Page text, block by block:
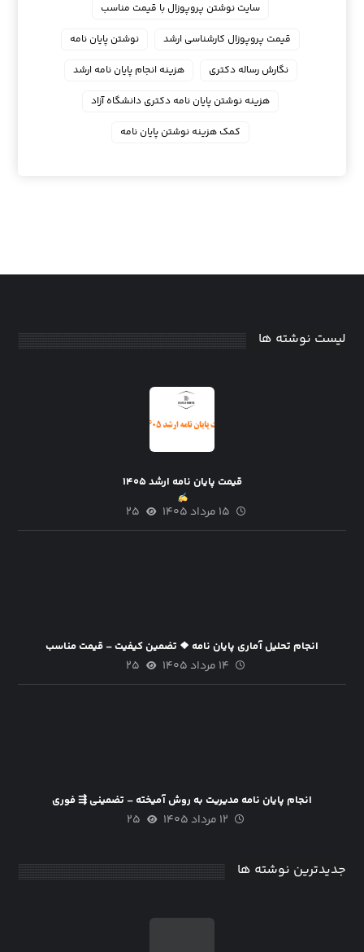
سایت نوشتن پروپوزال با قیمت مناسب
قیمت پروپوزال کارشناسی ارشد
نوشتن پایان نامه
نگارش رساله دکتری
هزینه انجام پایان نامه ارشد
هزینه نوشتن پایان نامه دکتری دانشگاه آزاد
کمک هزینه نوشتن پایان نامه
لیست نوشته ها
قیمت پایان نامه ارشد ۱۴۰۵
۱۵ مرداد ۱۴۰۵ ۲۵
انجام تحلیل آماری پایان نامه ❖ تضمین کیفیت – قیمت مناسب
۱۴ مرداد ۱۴۰۵ ۲۵
انجام پایان نامه مدیریت به روش آمیخته – تضمینی ⇶ فوری
۱۲ مرداد ۱۴۰۵ ۲۵
جدیدترین نوشته ها